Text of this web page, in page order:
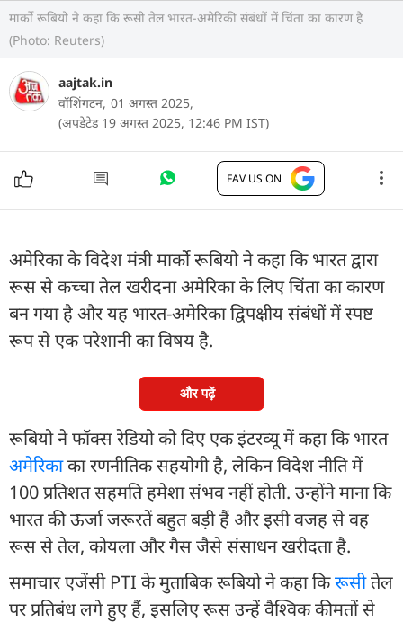
मार्को रूबियो ने कहा कि रूसी तेल भारत-अमेरिकी संबंधों में चिंता का कारण है
(Photo: Reuters)
aajtak.in
वॉशिंगटन, 01 अगस्त 2025,
(अपडेटेड 19 अगस्त 2025, 12:46 PM IST)
FAV US ON
अमेरिका के विदेश मंत्री मार्को रूबियो ने कहा कि भारत द्वारा
रूस से कच्चा तेल खरीदना अमेरिका के लिए चिंता का कारण
बन गया है और यह भारत-अमेरिका द्विपक्षीय संबंधों में स्पष्ट
रूप से एक परेशानी का विषय है.
और पढ़ें
रूबियो ने फॉक्स रेडियो को दिए एक इंटरव्यू में कहा कि भारत
अमेरिकाका रणनीतिक सहयोगी है, लेकिन विदेश नीति में
100 प्रतिशत सहमति हमेशा संभव नहीं होती. उन्होंने माना कि
भारत की ऊर्जा जरूरतें बहुत बड़ी हैं और इसी वजह से वह
रूस से तेल, कोयला और गैस जैसे संसाधन खरीदता है.
समाचार एजेंसी PTI के मुताबिक रूबियो ने कहा किरूसी तेल
पर प्रतिबंध लगे हुए हैं, इसलिए रूस उन्हें वैश्विक कीमतों से